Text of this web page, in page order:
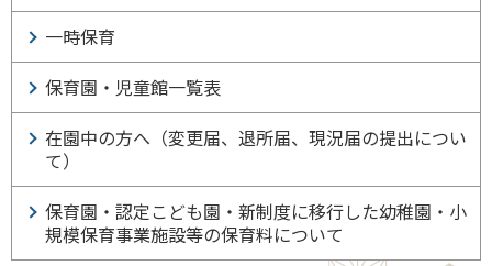
一時保育
保育園・児童館一覧表
在園中の方へ（変更届、退所届、現況届の提出につい
て）
保育園・認定こども園・新制度に移行した幼稚園・小
規模保育事業施設等の保育料について